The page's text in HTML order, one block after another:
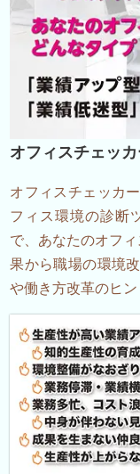
オフィスチェッ
オフィスチェッカ
フィス環境の診断
で、あなたのオフ
果から職場の環境
や働き方改革のヒン